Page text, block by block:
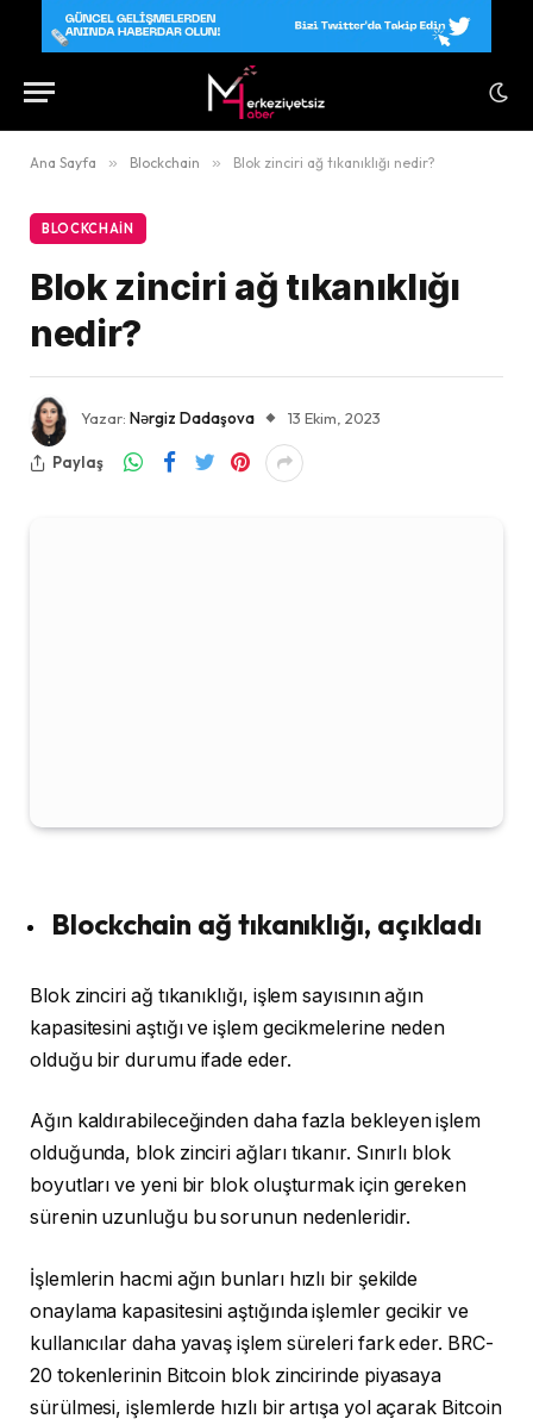
Ana Sayfa » Blockchain » Blok zinciri ağ tıkanıklığı nedir?
BLOCKCHAIN
Blok zinciri ağ tıkanıklığı
nedir?
Yazar: Nərgiz Dadaşova 13 Ekim, 2023
Paylaş
Blockchain ağ tıkanıklığı, açıkladı
Blok zinciri ağ tıkanıklığı, işlem sayısının ağın
kapasitesini aştığı ve işlem gecikmelerine neden
olduğu bir durumu ifade eder.
Ağın kaldırabileceğinden daha fazla bekleyen işlem
olduğunda, blok zinciri ağları tıkanır. Sınırlı blok
boyutları ve yeni bir blok oluşturmak için gereken
sürenin uzunluğu bu sorunun nedenleridir.
İşlemlerin hacmi ağın bunları hızlı bir şekilde
onaylama kapasitesini aştığında işlemler gecikir ve
kullanıcılar daha yavaş işlem süreleri fark eder. BRC-
20 tokenlerinin Bitcoin blok zincirinde piyasaya
sürülmesi, işlemlerde hızlı bir artışa yol açarak Bitcoin